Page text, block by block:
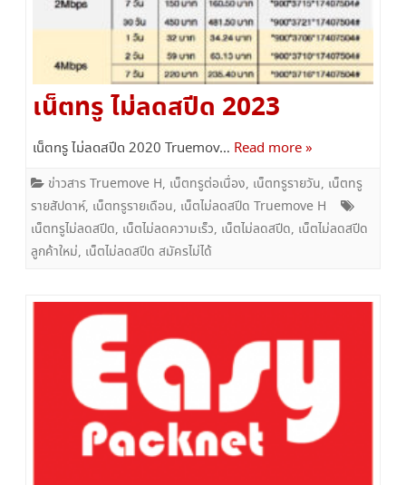
เน็ตทรู ไม่ลดสปีด 2023
เน็ตทรู ไม่ลดสปีด 2020 Truemov… Read more »
ข่าวสาร Truemove H, เน็ตทรูต่อเนื่อง, เน็ตทรูรายวัน, เน็ตทรู
รายสัปดาห์, เน็ตทรูรายเดือน, เน็ตไม่ลดสปีด Truemove H
เน็ตทรูไม่ลดสปีด, เน็ตไม่ลดความเร็ว, เน็ตไม่ลดสปีด, เน็ตไม่ลดสปีด
ลูกค้าใหม่, เน็ตไม่ลดสปีด สมัครไม่ได้